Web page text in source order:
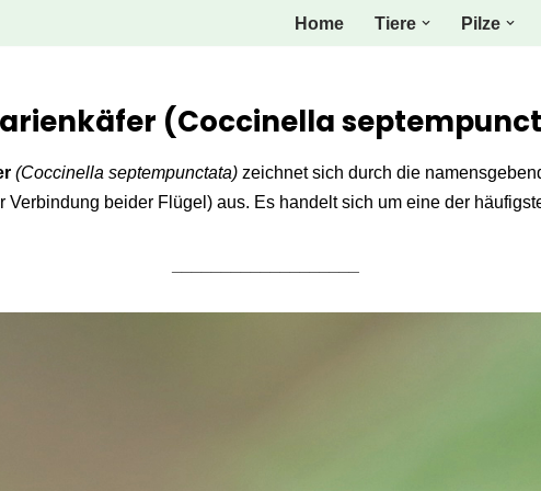
Home Tiere Pilze
(Coccinella
(Coccinella septempunctata) zeichnet sich durch die
Verbindung beider Flügel) aus. Es handelt sich um eine der